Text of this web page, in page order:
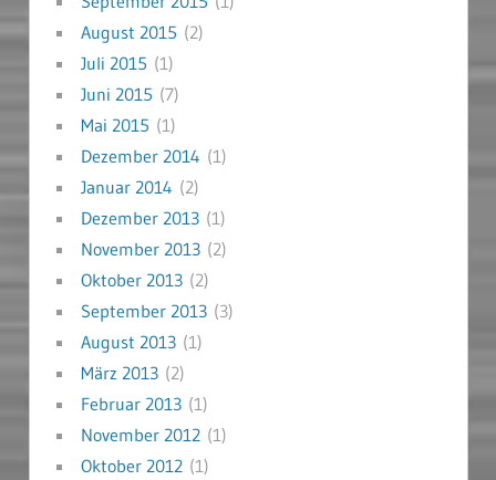
August 2015 (2)
Juli 2015 (1)
Juni 2015 (7)
Mai 2015 (1)
Dezember 2014 (1)
Januar 2014 (2)
Dezember 2013(1)
November 2013(2)
Oktober 2013(2)
September 2013(3)
August 2013(1)
März 2013(2)
Februar 2013(1)
November 2012(1)
Oktober 2012(1)